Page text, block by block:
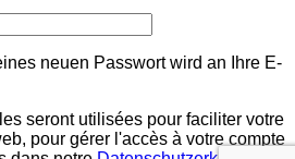
neuen Passwort wird an Ihre E-
seront utilisées pour faciliter votre
pour gérer l'accès à votre compte